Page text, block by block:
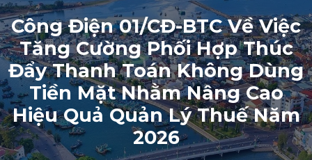
Công Điện 01/CĐ-BTC Về Việc
Tăng Cường Phối Hợp Thúc
Đẩy Thanh Toán Không Dùng
Tiền Mặt Nhằm Nâng Cao
Hiệu Quả Quản Lý Thuế Năm
2026